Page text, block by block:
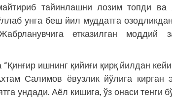
тайинлашни лозим топди ва
унга беш йил муддатга
етказилган моддий
ишнинг қийиғи қирқ йилдан
Салимов ёвузлик йўлига
ундади. Аёл кишига, ўз онаси тенги